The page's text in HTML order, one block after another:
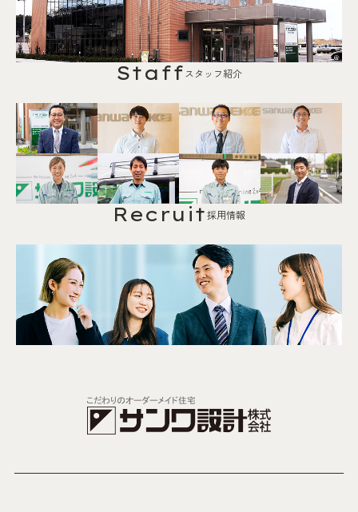
Staffスタッフ紹介
Recruit採用情報